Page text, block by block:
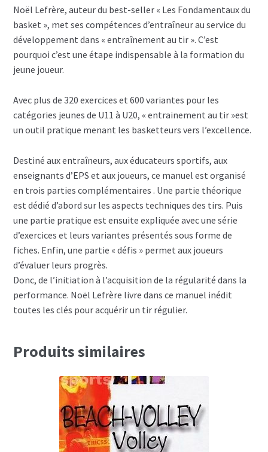
Noël Lefrère, auteur du best-seller « Les Fondamentaux du
basket », met ses compétences d’entraîneur au service du
développement dans « entraînement au tir ». C’est
pourquoi c’est une étape indispensable à la formation du
jeune joueur.
Avec plus de 320 exercices et 600 variantes pour les
catégories jeunes de U11 à U20, « entrainement au tir »est
un outil pratique menant les basketteurs vers l’excellence.
Destiné aux entraîneurs, aux éducateurs sportifs, aux
enseignants d’EPS et aux joueurs, ce manuel est organisé
en trois parties complémentaires . Une partie théorique
est dédié d’abord sur les aspects techniques des tirs. Puis
une partie pratique est ensuite expliquée avec une série
d’exercices et leurs variantes présentés sous forme de
fiches. Enfin, une partie « défis » permet aux joueurs
d’évaluer leurs progrès.
Donc, de l’initiation à l’acquisition de la régularité dans la
performance. Noël Lefrère livre dans ce manuel inédit
toutes les clés pour acquérir un tir régulier.
Produits similaires